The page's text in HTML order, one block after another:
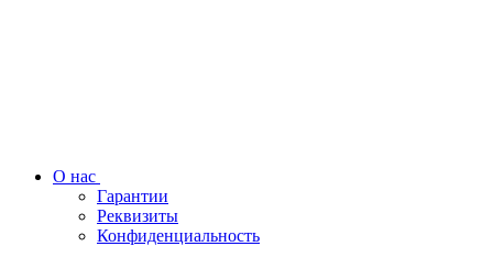
О нас
Гарантии
Реквизиты
Конфиденциальность